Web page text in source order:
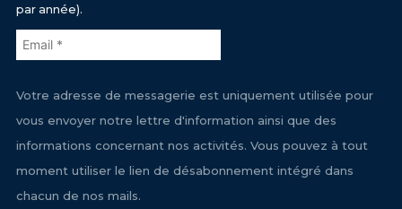
par année).
Votre adresse de messagerie est uniquement utilisée pour
vous envoyer notre lettre d'information ainsi que des
informations concernant nos activités. Vous pouvez à tout
moment utiliser le lien de désabonnement intégré dans
chacun de nos mails.